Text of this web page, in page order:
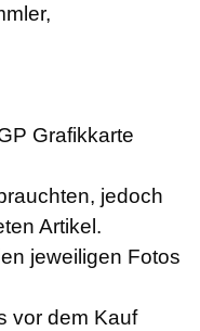
Grafikkarte
jedoch
Artikel.
jeweiligen Fotos
vor dem Kauf